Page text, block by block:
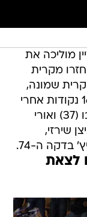
מוליכה את
מקרית
קרית שמונה,
שעדיין לא הפסידה העונה, עלתה ל-16 נקודות אחרי
שויאם עמאשה (19 ו-81), וויליאם נג'ובו (37) ואורי
שירזי,
בדקה ה-74.
לצאת